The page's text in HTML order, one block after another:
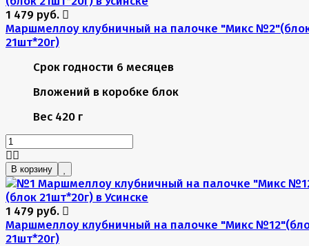
1 479 руб.
Маршмеллоу клубничный на палочке "Микс
21шт*20г)
Срок годности 6 месяцев
Вложений в коробке блок
Вес 420 г
В корзину
1 479 руб.
Маршмеллоу клубничный на палочке "Микс
21шт*20г)